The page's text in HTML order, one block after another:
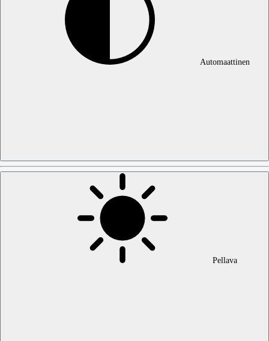
Automaattinen
Pellava